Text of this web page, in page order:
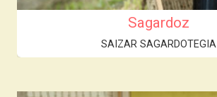
Sagardoz
SAIZAR SAGARDOTEGIA